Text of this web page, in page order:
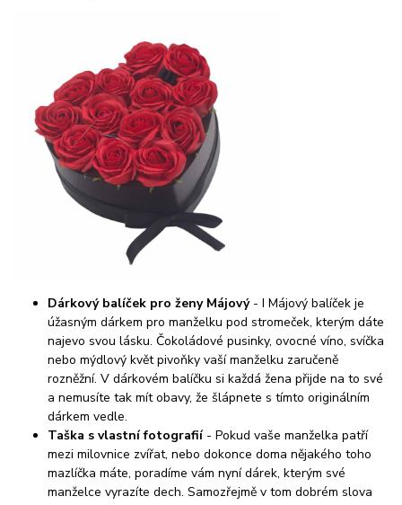
Dárkový balíček pro ženy Májový- I Májový balíček je
úžasným dárkem pro manželku pod stromeček, kterým dáte
najevo svou lásku. Čokoládové pusinky, ovocné víno, svíčka
nebo mýdlový květ pivoňky vaší manželku zaručeně
rozněžní. V dárkovém balíčku si každá žena přijde na to své
a nemusíte tak mít obavy, že šlápnete s tímto originálním
dárkem vedle.
Taška s vlastní fotografií- Pokud vaše manželka patří
mezi milovnice zvířat, nebo dokonce doma nějakého toho
mazlíčka máte, poradíme vám nyní dárek, kterým své
manželce vyrazíte dech. Samozřejmě v tom dobrém slova